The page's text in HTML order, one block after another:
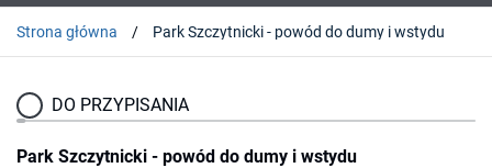
Strona główna Park Szczytnicki - powód do dumy i wstydu
DO PRZYPISANIA
Park Szczytnicki - powód do dumy i wstydu